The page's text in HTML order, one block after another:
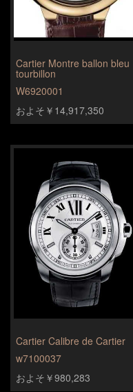
Cartier Montre ballon bleu
tourbillon
W6920001
およそ￥14,917,350
Cartier Calibre de Cartier
w7100037
およそ￥980,283